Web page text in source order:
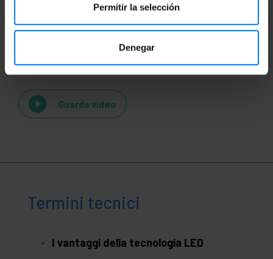
Permitir la selección
Denegar
Guarda video
Termini tecnici
I vantaggi della tecnologia LED